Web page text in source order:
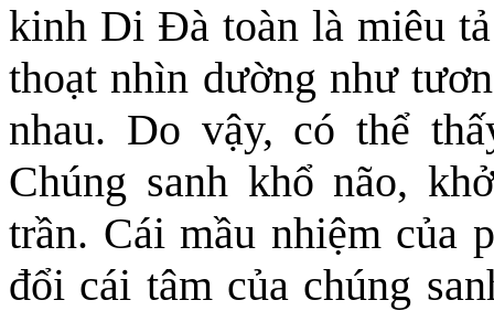
kinh Di Đà toàn là miêu
thoạt nhìn dường như
nhau. Do vậy, có thể
Chúng sanh khổ não,
trần. Cái mầu nhiệm của
đổi cái tâm của chúng